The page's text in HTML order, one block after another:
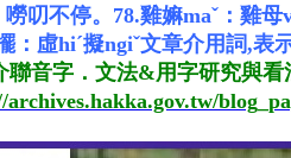
叨不停。 78.雞嫲maˇ：雞母
：虛hiˊ擬ngiˇ文章介用詞,表
音字．文法&用字研究與看